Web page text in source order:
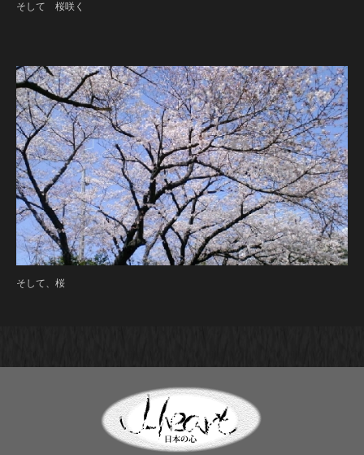
そして 桜咲く
そして、桜